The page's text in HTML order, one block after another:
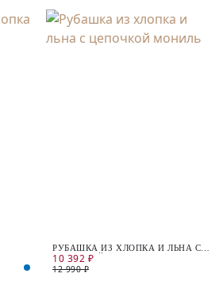
РУБАШКА ИЗ ХЛОПКА И ЛЬНА С
ЦЕПОЧКОЙ МОНИЛЬ
10 392 ₽
12 990 ₽